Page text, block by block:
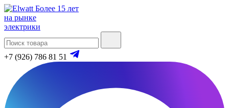
Более 15 лет
на рынке
электрики
+7 (926) 786 81 51